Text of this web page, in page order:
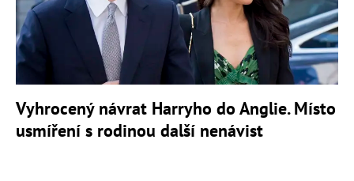
Vyhrocený návrat Harryho do Anglie. Místo
usmíření s rodinou další nenávist